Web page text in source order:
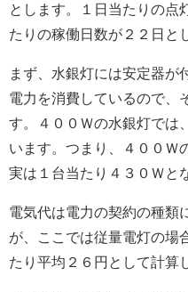
とします。１日当たりの点
たりの稼働日数が２２日と
まず、水銀灯には安定器が
電力を消費しているので、
す。４００Ｗの水銀灯では
います。つまり、４００Ｗ
実は１台当たり４３０Ｗと
電気代は電力の契約の種類
が、ここでは従量電灯の場
たり平均２６円として計算